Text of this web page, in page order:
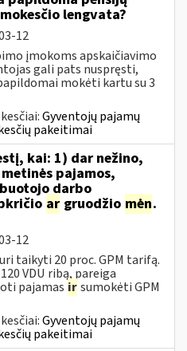
lengvata?
12
įmokoms apskaičiavimo
gali pats nuspręsti,
mokėti kartu su 3
Gyventojų pajamų
pakeitimai
kai: 1) dar nežino,
pajamos,
darbo
ar gruodžio mėn.
12
taikyti 20 proc. GPM tarifą.
VDU ribą, pareiga
pajamas irsumokėti GPM
Gyventojų pajamų
pakeitimai